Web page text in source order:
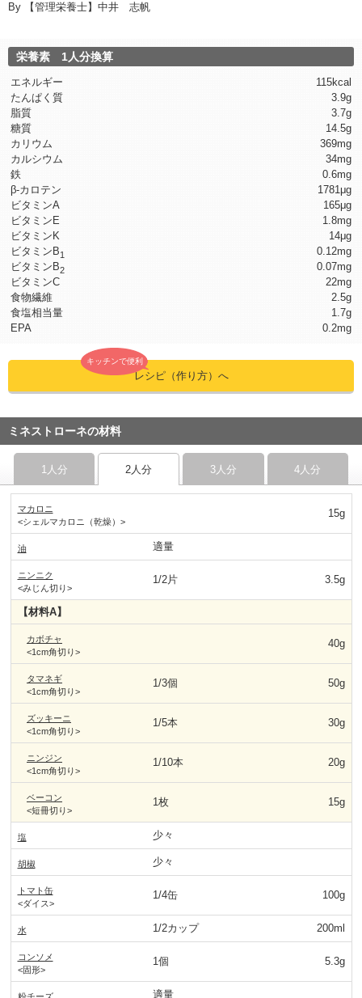
By
【管理栄養士】中井 志帆
栄養素 1人分換算
エネルギー
115kcal
たんぱく質
3.9g
脂質
3.7g
糖質
14.5g
カリウム
369mg
カルシウム
34mg
鉄
0.6mg
β-カロテン
1781μg
ビタミンA
165μg
ビタミンE
1.8mg
ビタミンK
14μg
ビタミンB1
0.12mg
ビタミンB2
0.07mg
ビタミンC
22mg
食物繊維
2.5g
食塩相当量
1.7g
EPA
0.2mg
キッチンで便利
レシピ（作り方）へ
ミネストローネの材料
1人分 2人分 3人分 4人分
マカロニ
<シェルマカロニ（乾燥）>
15g
油 適量
ニンニク
<みじん切り>
1/2片 3.5g
【材料A】
カボチャ
<1cm角切り>
40g
タマネギ
<1cm角切り>
1/3個 50g
ズッキーニ
<1cm角切り>
1/5本 30g
ニンジン
<1cm角切り>
1/10本 20g
ベーコン
<短冊切り>
1枚 15g
塩 少々
胡椒 少々
トマト缶
<ダイス>
1/4缶 100g
水 1/2カップ 200ml
コンソメ
<固形>
1個 5.3g
適量